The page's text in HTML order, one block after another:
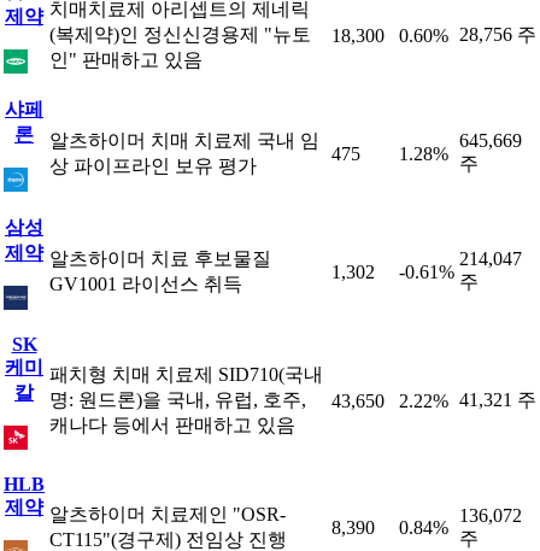
제약 치매치료제 아리셉트의 제네릭
(복제약)인 정신신경용제 "뉴토
인" 판매하고 있음
18,300 0.60% 28,756 주
샤페
론
알츠하이머 치매 치료제 국내 임
상 파이프라인 보유 평가
475 1.28%
645,669
주
삼성
제약 알츠하이머 치료 후보물질
GV1001 라이선스 취득
1,302 -0.61%
214,047
주
SK
케미
칼
패치형 치매 치료제 SID710(국내
명: 원드론)을 국내, 유럽, 호주,
캐나다 등에서 판매하고 있음
43,650 2.22% 41,321 주
HLB
제약 알츠하이머 치료제인 "OSR-
CT115"(경구제) 전임상 진행
8,390 0.84%
136,072
주